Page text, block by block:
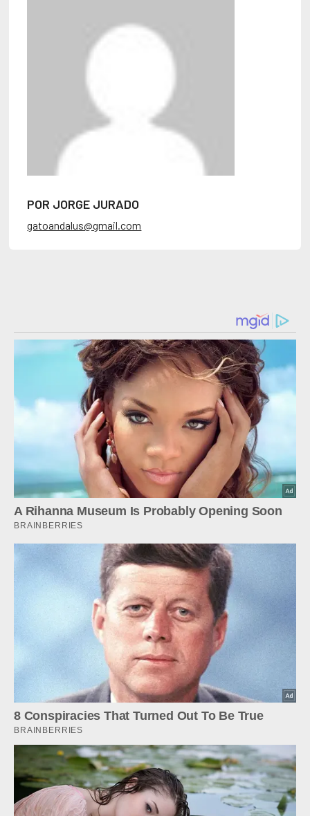
POR JORGE JURADO
gatoandalus@gmail.com